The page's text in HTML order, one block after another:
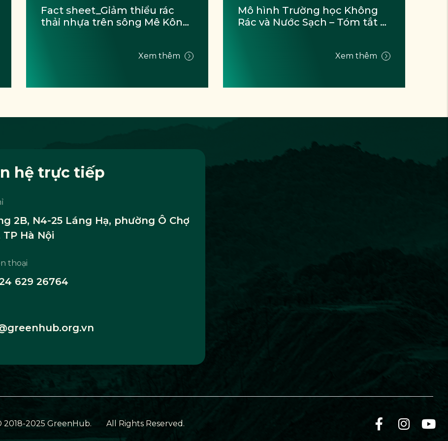
Fact sheet_Giảm thiểu rác
thải nhựa trên sông Mê Kông
Xem thêm
Mô hình Trường học Không
Rác và Nước Sạch – Tóm tắt
Xem thêm
hệ trực tiếp
2B, N4-25 Láng Hạ, phường Ô Chợ
TP Hà Nội
thoại
629 26764
2018-2025 GreenHub. All Rights Reserved.